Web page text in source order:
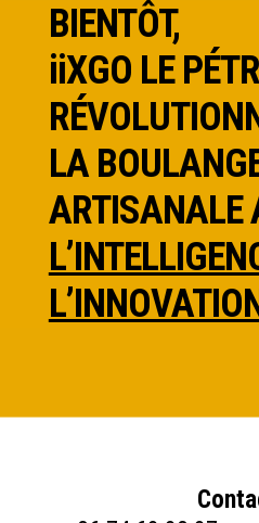
BIENTÔT,
iiXGO LE
LA
ARTISANALE